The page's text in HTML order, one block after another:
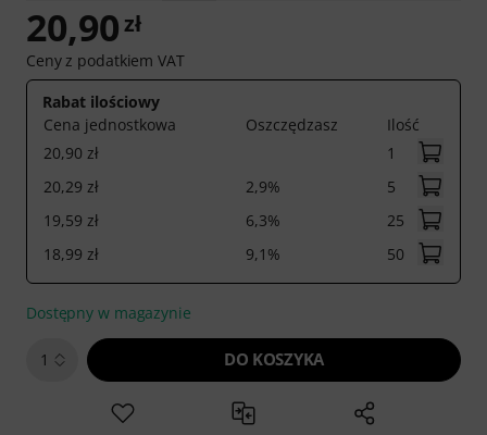
20,90zł
Ceny z podatkiem VAT
Rabat ilościowy
Cena jednostkowa
Oszczędzasz
Ilość
20,90 zł
1
20,29 zł
2,9%
5
19,59 zł
6,3%
25
18,99 zł
9,1% 50
Dostępny w magazynie
1 DO KOSZYKA